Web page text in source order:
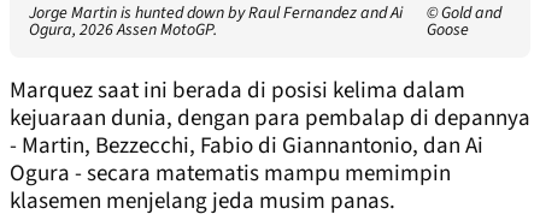
Jorge Martin is hunted down by Raul Fernandez and Ai
Ogura, 2026 Assen MotoGP.
© Gold and
Goose
Marquez saat ini berada di posisi kelima dalam
kejuaraan dunia, dengan para pembalap di depannya
- Martin, Bezzecchi, Fabio di Giannantonio, dan Ai
Ogura - secara matematis mampu memimpin
klasemen menjelang jeda musim panas.